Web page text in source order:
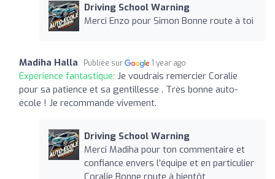
Driving School Warning
Merci Enzo pour Simon Bonne route à toi
Madiha Halla Publiée sur 1 year ago
Expérience fantastique: Je voudrais remercier Coralie
pour sa patience et sa gentillesse . Très bonne auto-
école ! Je recommande vivement.
Driving School Warning
Merci Madiha pour ton commentaire et
confiance envers l’équipe et en particulier
Coralie Bonne route à bientôt